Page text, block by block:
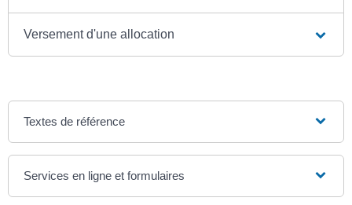
Versement d'une allocation
Textes de référence
Services en ligne et formulaires